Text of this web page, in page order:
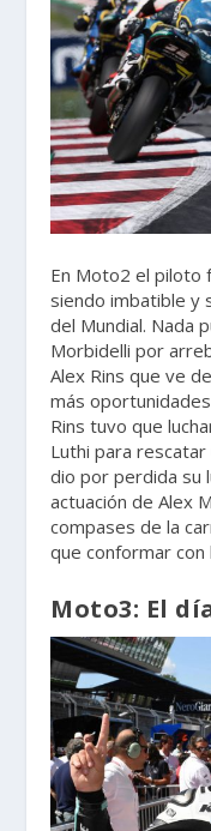
En Moto2 el piloto
siendo imbatible y
del Mundial. Nada
Morbidelli por
Alex Rins que ve
más
Rins tuvo que
Luthi para
dio por perdida su
actuación de Alex
compases de la
que conformar con
Moto3: El